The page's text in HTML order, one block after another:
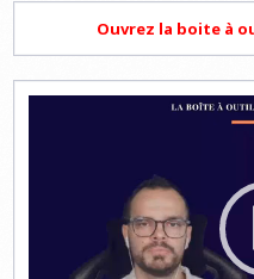
Ouvrez la boite à